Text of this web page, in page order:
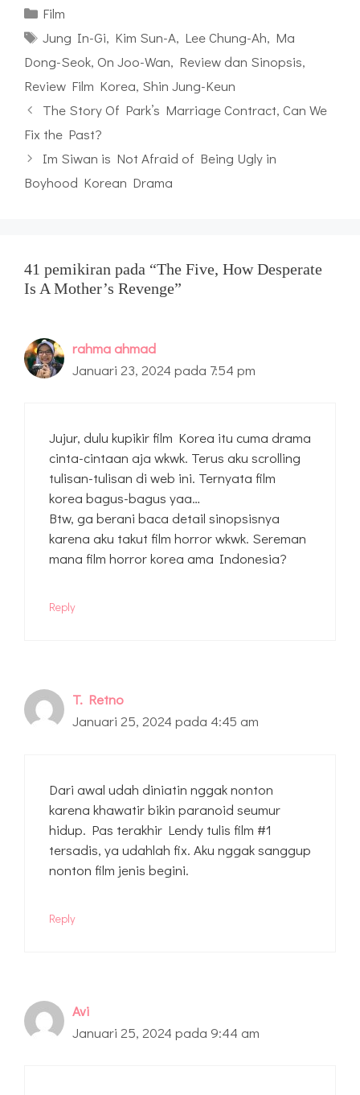
Kategori
Film
Tag
Jung In-Gi, Kim Sun-A, Lee Chung-Ah, Ma
Dong-Seok, On Joo-Wan, Review dan Sinopsis,
Review Film Korea, Shin Jung-Keun
The Story Of Park’s Marriage Contract, Can We
Fix the Past?
Im Siwan is Not Afraid of Being Ugly in
Boyhood Korean Drama
41 pemikiran pada “The Five, How Desperate
Is A Mother’s Revenge”
rahma ahmad
Januari 23, 2024 pada 7:54 pm
Jujur, dulu kupikir film Korea itu cuma drama
cinta-cintaan aja wkwk. Terus aku scrolling
tulisan-tulisan di web ini. Ternyata film
korea bagus-bagus yaa…
Btw, ga berani baca detail sinopsisnya
karena aku takut film horror wkwk. Sereman
mana film horror korea ama Indonesia?
Reply
T. Retno
Januari 25, 2024 pada 4:45 am
Dari awal udah diniatin nggak nonton
karena khawatir bikin paranoid seumur
hidup. Pas terakhir Lendy tulis film #1
tersadis, ya udahlah fix. Aku nggak sanggup
nonton film jenis begini.
Reply
Avi
Januari 25, 2024 pada 9:44 am